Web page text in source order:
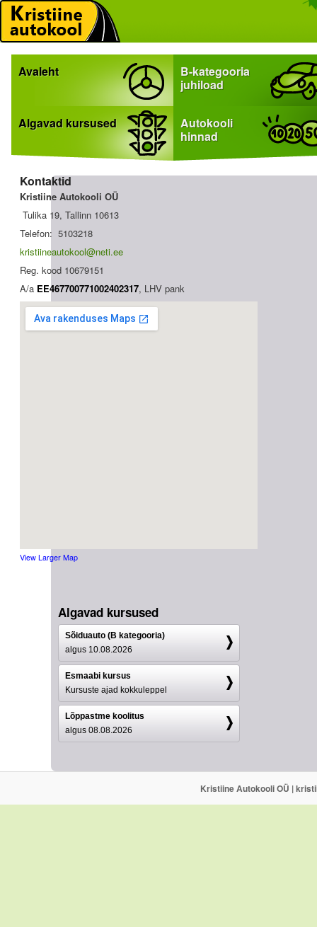
Avaleht
B-kategooria
juhiload
Algavad kursused
Autokooli
hinnad
Kontaktid
Kristiine Autokooli OÜ
Tulika 19, Tallinn 10613
Telefon: 5103218
kristiineautokool@neti.ee
Reg. kood 10679151
A/a EE467700771002402317, LHV pank
View Larger Map
Algavad kursused
Sõiduauto (B kategooria)
algus 10.08.2026
Esmaabi kursus
Kursuste ajad kokkuleppel
Lõppastme koolitus
algus 08.08.2026
Kristiine Autokooli OÜ |